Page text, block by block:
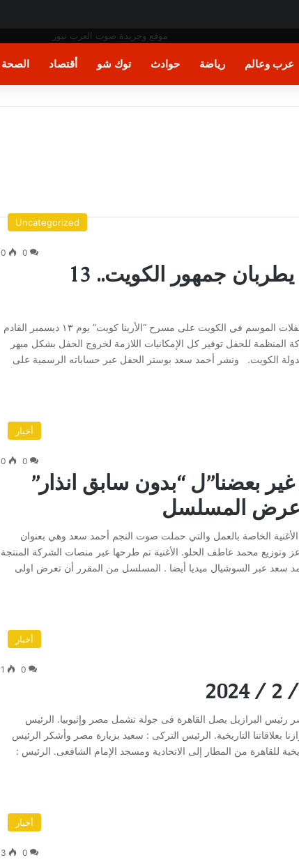
في فن المكرامية بمدينة حلوان بالقاهرة
عرب وعالم رياضة حوادث توك شو أقتصاد الصحة
Uncategorized
0
0
أحمد سعد وبهاء سلطان يطربان جمهور الكويت.. 13
يحيي النجمان أحمد سعد وبهاء سلطان أحد أضخم حفلات الموسم في الكويت على مسرح “الأرينا كويت” يوم ١٣ ديسمبر القادم
للحفل توفير كل الإمكانيات اللازمة لخروج الحفل بشكل مبهر
الكويت. ونشر أحمد سعد بوستر الحفل عبر حساباته الرسمية على
أخبار
0
0
بعضنا”ل “بدون سابق انذار”
عرض المسلسل
الخاصة بالعمل والتي حملت صوت النجم أحمد سعد وهي بعنوان
وتوزيع محمد عاطف الحلو. الأغنية تم طرحها عبر منصات الشركة المنتجة
سعد عبر السوشيال ميديا أيضا . المسلسل من المقرر أن تعرض اولى
أخبار
0
1
علي موجز أخبار الخميس 15 / 2 / 2024 مصر رئيس البرازيل يصل القاهرة فى جولة تشمل مصر وإثيوبيا. الرئيس
بعلاقاتنا التاريخية. الرئيس التركى : سعيد بزيارة مصر وأشكر الرئيس
للقاهرة من المطار إلى الاتحادية ومسجد الإمام الشافعى. الرئيس :
أخبار
0
3